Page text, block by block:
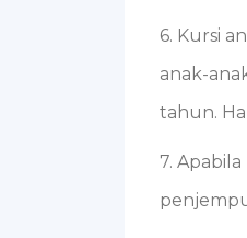
6. Kursi
anak-
tahun.
7.